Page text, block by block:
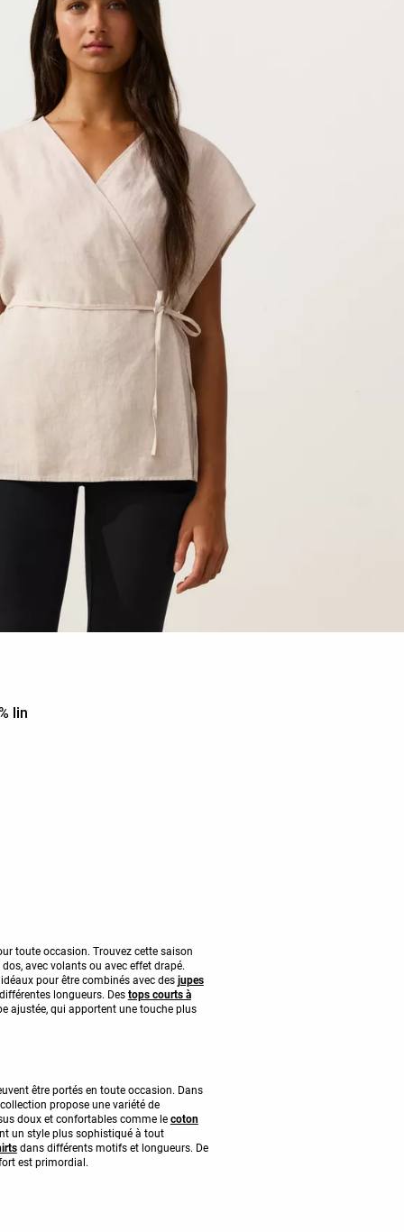
lin
toute occasion. Trouvez cette saison
avec volants ou avec effet drapé.
pour être combinés avec des jupes
longueurs. Des tops courts à
ajustée, qui apportent une touche plus
être portés en toute occasion. Dans
propose une variété de
doux et confortables comme le coton
un style plus sophistiqué à tout
dans différents motifs et longueurs. De
est primordial.